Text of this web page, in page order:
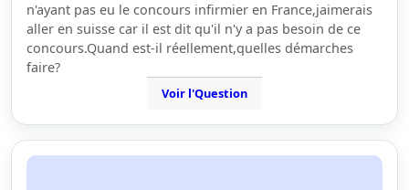
n'ayant pas eu le concours infirmier en France,jaimerais
aller en suisse car il est dit qu'il n'y a pas besoin de ce
concours.Quand est-il réellement,quelles démarches
faire?
Voir l'Question